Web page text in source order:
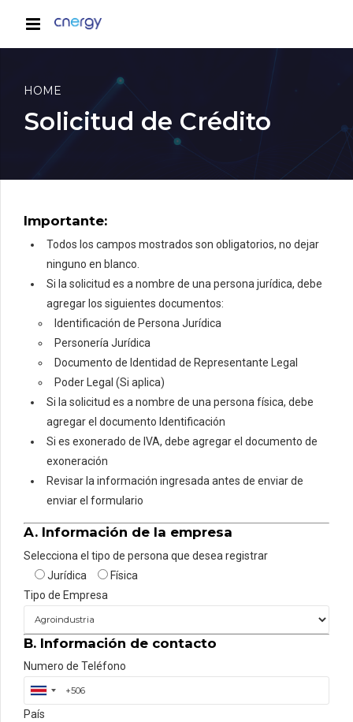
HOME
Solicitud de Crédito
Importante:
Todos los campos mostrados son obligatorios, no dejar
ninguno en blanco.
Si la solicitud es a nombre de una persona jurídica, debe
agregar los siguientes documentos:
Identificación de Persona Jurídica
Personería Jurídica
Documento de Identidad de Representante Legal
Poder Legal (Si aplica)
Si la solicitud es a nombre de una persona física, debe
agregar el documento Identificación
Si es exonerado de IVA, debe agregar el documento de
exoneración
Revisar la información ingresada antes de enviar de
enviar el formulario
A. Información de la empresa
Selecciona el tipo de persona que desea registrar
Jurídica
Física
Tipo de Empresa
B. Información de contacto
Numero de Teléfono
País